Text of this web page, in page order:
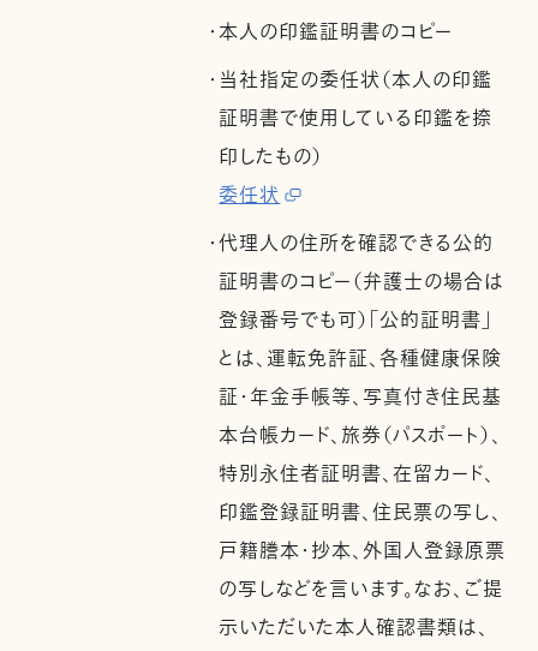
・本人の印鑑証明書のコピー
・当社指定の委任状（本人の印鑑
証明書で使用している印鑑を捺
印したもの）
委任状
・代理人の住所を確認できる公的
証明書のコピー（弁護士の場合は
登録番号でも可）「公的証明書」
とは、運転免許証、各種健康保険
証・年金手帳等、写真付き住民基
本台帳カード、旅券（パスポート）、
特別永住者証明書、在留カード、
印鑑登録証明書、住民票の写し、
戸籍謄本・抄本、外国人登録原票
の写しなどを言います。なお、ご提
示いただいた本人確認書類は、